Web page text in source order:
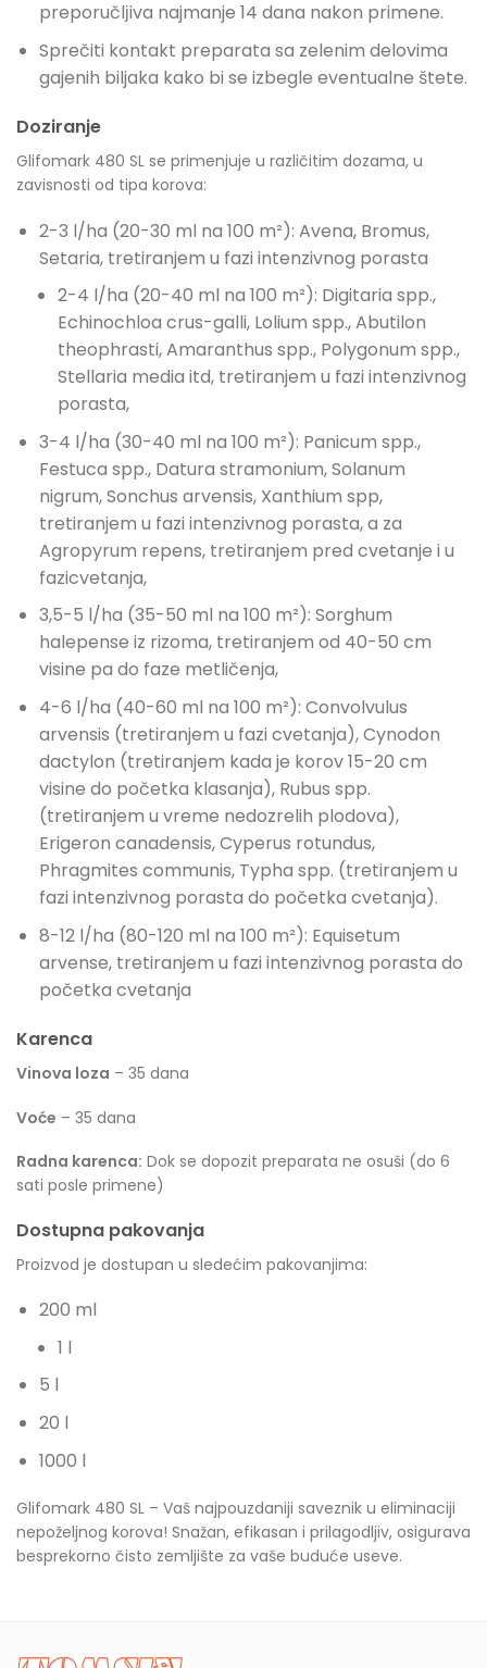
preporučlјiva najmanje 14 dana nakon primene.
Sprečiti kontakt preparata sa zelenim delovima
gajenih biljaka kako bi se izbegle eventualne štete.
Doziranje
Glifomark 480 SL se primenjuje u različitim dozama, u
zavisnosti od tipa korova:
2-3 l/ha (20-30 ml na 100 m²): Avena, Bromus,
Setaria, tretiranjem u fazi intenzivnog porasta
2-4 l/ha (20-40 ml na 100 m²): Digitaria spp.,
Echinochloa crus-galli, Lolium spp., Abutilon
theophrasti, Amaranthus spp., Polygonum spp.,
Stellaria media itd, tretiranjem u fazi intenzivnog
porasta,
3-4 l/ha (30-40 ml na 100 m²): Panicum spp.,
Festuca spp., Datura stramonium, Solanum
nigrum, Sonchus arvensis, Xanthium spp,
tretiranjem u fazi intenzivnog porasta, a za
Agropyrum repens, tretiranjem pred cvetanje i u
fazicvetanja,
3,5-5 l/ha (35-50 ml na 100 m²): Sorghum
halepense iz rizoma, tretiranjem od 40-50 cm
visine pa do faze metličenja,
4-6 l/ha (40-60 ml na 100 m²): Convolvulus
arvensis (tretiranjem u fazi cvetanja), Cynodon
dactylon (tretiranjem kada je korov 15-20 cm
visine do početka klasanja), Rubus spp.
(tretiranjem u vreme nedozrelih plodova),
Erigeron canadensis, Cyperus rotundus,
Phragmites communis, Typha spp. (tretiranjem u
fazi intenzivnog porasta do početka cvetanja).
8-12 l/ha (80-120 ml na 100 m²): Equisetum
arvense, tretiranjem u fazi intenzivnog porasta do
početka cvetanja
Karenca
Vinova loza – 35 dana
Voće – 35 dana
Radna karenca: Dok se dopozit preparata ne osuši (do 6
sati posle primene)
Dostupna pakovanja
Proizvod je dostupan u sledećim pakovanjima:
200 ml
1 l
5 l
20 l
1000 l
Glifomark 480 SL – Vaš najpouzdaniji saveznik u eliminaciji
nepoželjnog korova! Snažan, efikasan i prilagodljiv, osigurava
besprekorno čisto zemljište za vaše buduće useve.